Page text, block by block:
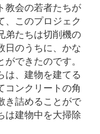
教会の若者たちが
、このプロジェク
弟たちは切削機の
日のうちに、かな
できたのです。
は、建物を建てる
コンクリートの角
き詰めることがで
は建物中を大掃除